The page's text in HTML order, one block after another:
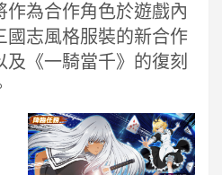
作為合作角色於遊戲內
國志風格服裝的新合作
《一騎當千》的復刻